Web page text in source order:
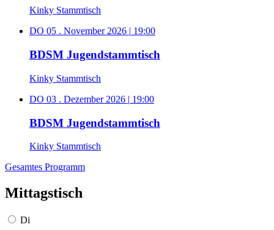
Kinky Stammtisch
DO 05 . November 2026
19:00
BDSM Jugendstammtisch
Kinky Stammtisch
DO 03 . Dezember 2026 | 19:00
BDSM Jugendstammtisch
Kinky Stammtisch
Gesamtes Programm
Mittagstisch
Di